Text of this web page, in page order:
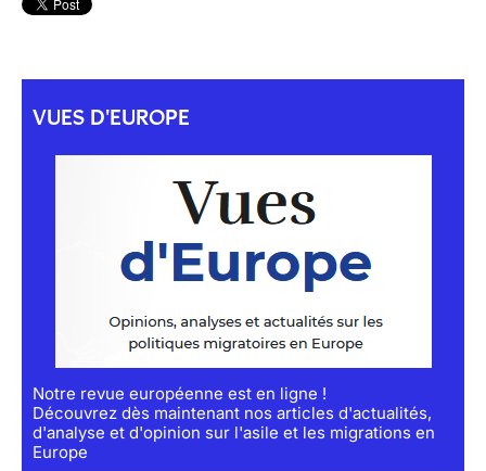
VUES D'EUROPE
Notre revue européenne est en ligne !
Découvrez dès maintenant nos articles d'actualités,
d'analyse et d'opinion sur l'asile et les migrations en
Europe